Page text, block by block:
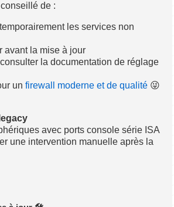
de :
les services non
avant la mise à jour
la documentation de réglage
unfirewall moderne et de qualité 😜
avec ports console série ISA
une intervention manuelle après la